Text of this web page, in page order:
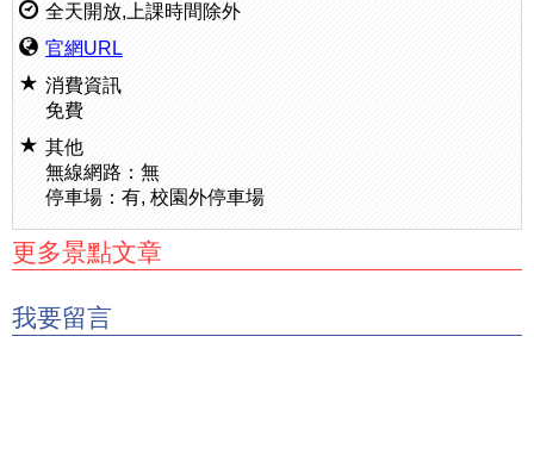
全天開放,上課時間除外
官網URL
消費資訊
免費
其他
無線網路：無
停車場：有, 校園外停車場
更多景點文章
我要留言